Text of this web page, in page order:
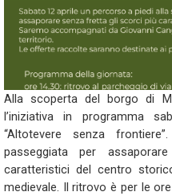
Alla scoperta del borgo di
l’iniziativa in programma
“Altotevere senza
passeggiata per
caratteristici del centro
medievale. Il ritrovo è per le